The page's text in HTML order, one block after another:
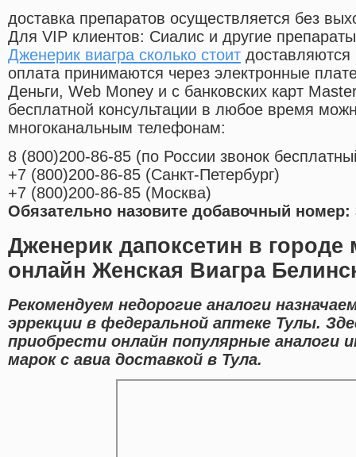
доставка препаратов осуществляется без
Для VIP клиентов: Сиалис и другие
Дженерик виагра сколько стоит доставляются
оплата принимаются через электронные
Деньги, Web Money и с банковских карт
бесплатной консультации в любое время
многоканальным телефонам:
8 (800)200-86-85 (по России звонок
+7 (800)200-86-85 (Санкт-Петербург)
+7 (800)200-86-85 (Москва)
Обязательно назовите добавочный номер:
Дженерик дапоксетин в городе
онлайн Женская Виагра
Рекомендуем недорогие аналоги
эррекции в федеральной аптеке Тулы.
приобрести онлайн популярные аналоги
марок с авиа доставкой в Тула.